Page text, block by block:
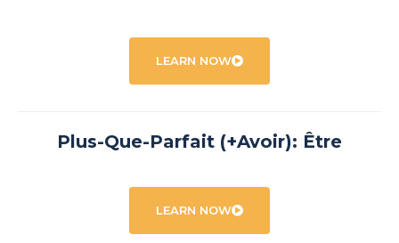
LEARN NOW
Plus-Que-Parfait (+Avoir): Être
LEARN NOW